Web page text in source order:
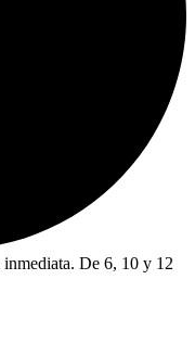
De 6, 10 y 12